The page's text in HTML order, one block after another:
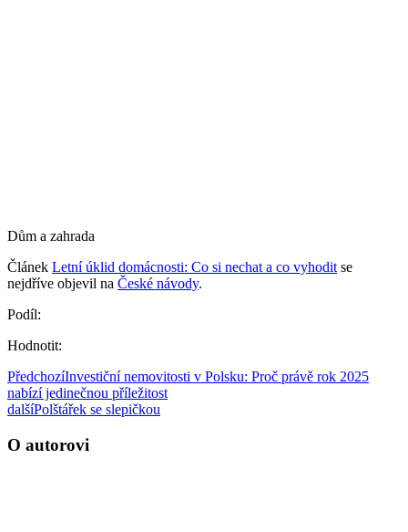
Dům a zahrada
Článek Letní úklid domácnosti: Co si nechat a co vyhodit se
nejdříve objevil na České návody.
Podíl:
Hodnotit:
PředchozíInvestiční nemovitosti v Polsku: Proč právě rok 2025
nabízí jedinečnou příležitost
dalšíPolštářek se slepičkou
O autorovi